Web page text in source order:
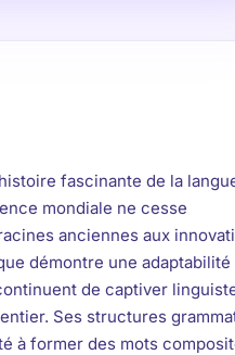
fascinante de la
mondiale ne cesse
anciennes aux
démontre une adaptabilité
de captiver
Ses structures
à former des mots